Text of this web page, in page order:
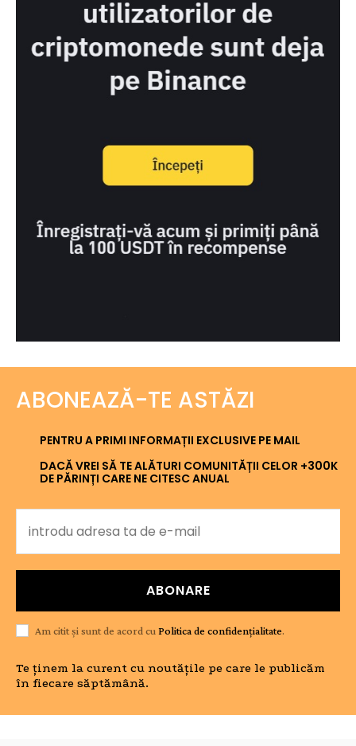
ABONEAZĂ-TE ASTĂZI
PENTRU A PRIMI INFORMAȚII EXCLUSIVE PE MAIL
DACĂ VREI SĂ TE ALĂTURI COMUNITĂȚII CELOR +300K
DE PĂRINȚI CARE NE CITESC ANUAL
ABONARE
Am citit și sunt de acord cu Politica de confidențialitate.
Te ținem la curent cu noutățile pe care le publicăm
în fiecare săptămână.